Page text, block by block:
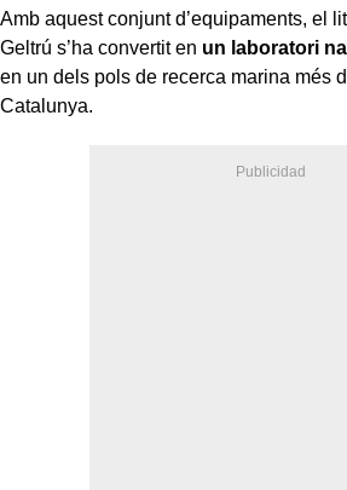
Amb aquest conjunt d’equipaments, el
Geltrú s’ha convertit en un laboratori
en un dels pols de recerca marina més
Catalunya.